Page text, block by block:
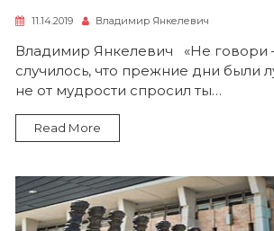
11.14.2019 Владимир Янкелевич
Владимир Янкелевич «Не говори
случилось, что прежние дни были
не от мудрости спросил ты…
Read More